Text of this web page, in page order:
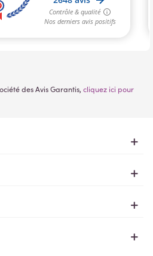
des Avis Garantis, cliquez ici pour